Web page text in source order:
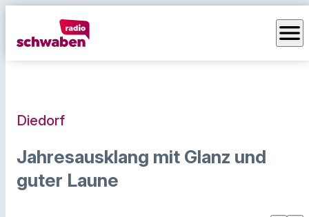
menu
Diedorf
Jahresausklang mit Glanz und
guter Laune